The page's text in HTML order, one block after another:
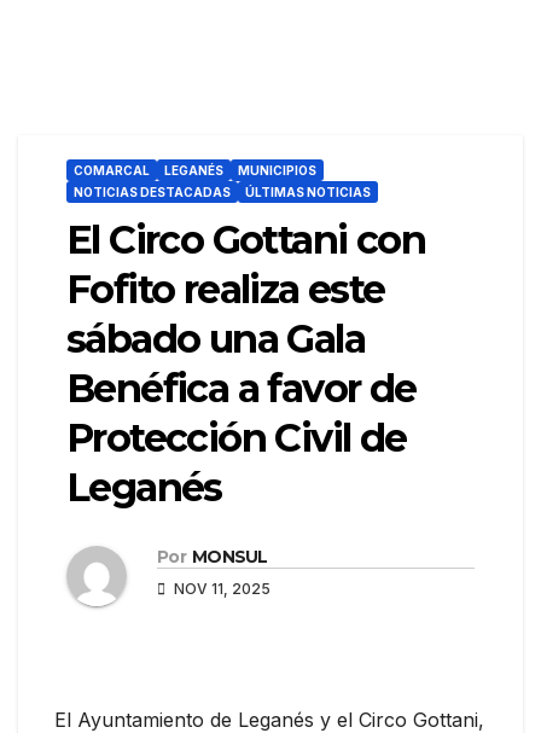
COMARCAL LEGANÉS
MUNICIPIOS
NOTICIAS DESTACADAS
ÚLTIMAS NOTICIAS
El Circo Gottani con
Fofito realiza este
sábado una Gala
Benéfica a favor de
Protección Civil de
Leganés
Por MONSUL
NOV 11, 2025
El Ayuntamiento de Leganés y el Circo Gottani,